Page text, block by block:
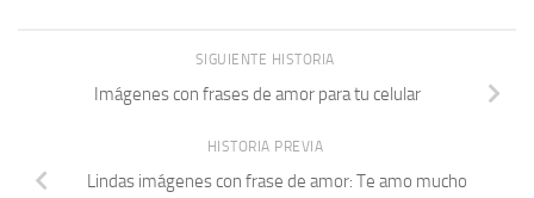
SIGUIENTE HISTORIA
Imágenes con frases de amor para tu celular
HISTORIA PREVIA
Lindas imágenes con frase de amor: Te amo mucho